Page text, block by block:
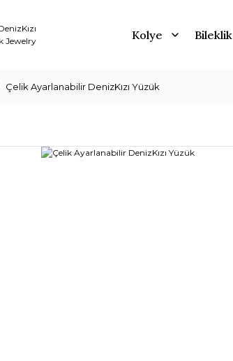
Kolye Bileklik
Çelik Ayarlanabilir DenizKızı Yüzük